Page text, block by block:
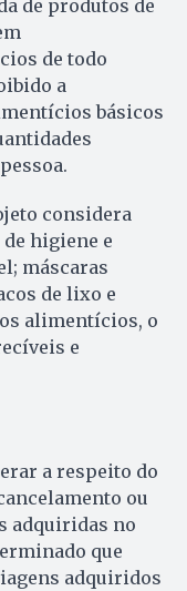
de produtos de
de todo
a
básicos
considera
higiene e
máscaras
de lixo e
alimentícios, o
e
a respeito do
ou
adquiridas no
que
adquiridos